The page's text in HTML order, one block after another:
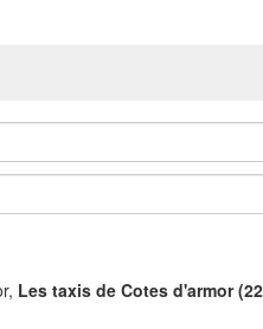
Les taxis de Cotes d'armor